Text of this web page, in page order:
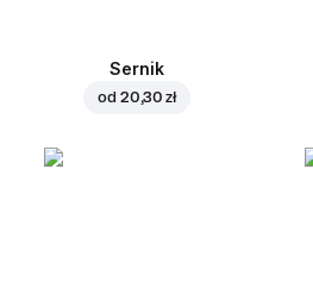
Sernik
od 20,30 zł